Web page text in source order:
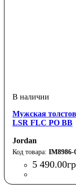
Мужская
LSR FLC PO BB
Jordan
IM8986-
5 490.00